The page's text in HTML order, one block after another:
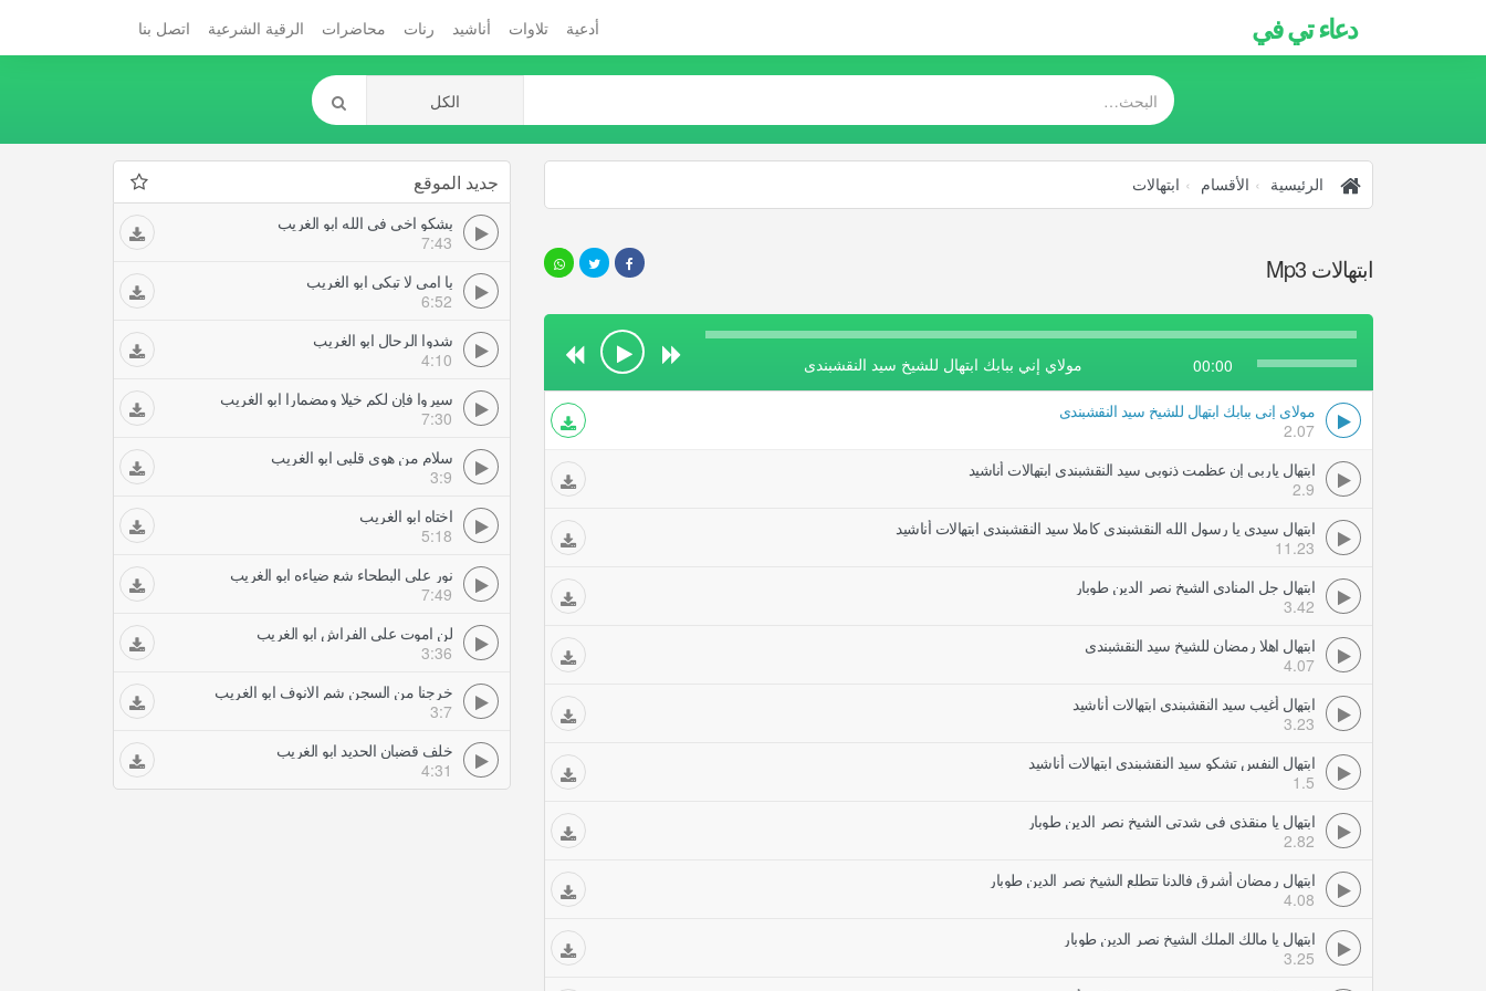
دعاء تي في أدعية تلاوات أناشيد رنات محاضرات الرقية الشرعية اتصل بنا
الرئيسية الأقسام ابتهالات
ابتهالات Mp3
00:00 مولاي إني ببابك ابتهال للشيخ سيد النقشبندى
مولاي إني ببابك ابتهال للشيخ سيد النقشبندى
2.07
ابتهال ياربي إن عظمت ذنوبي سيد النقشبندي ابتهالات أناشيد
2.9
ابتهال سيدي يا رسول الله النقشبندي كاملا سيد النقشبندي ابتهالات أناشيد
11.23
ابتهال جل المنادي الشيخ نصر الدين طوبار
3.42
ابتهال اهلا رمضان للشيخ سيد النقشبندى
4.07
ابتهال أغيب سيد النقشبندي ابتهالات أناشيد
3.23
ابتهال النفس تشكو سيد النقشبندي ابتهالات أناشيد
1.5
ابتهال يا منقذي في شدتي الشيخ نصر الدين طوبار
2.82
ابتهال رمضان أشرق فالدنا تتطلع الشيخ نصر الدين طوبار
4.08
ابتهال يا مالك الملك الشيخ نصر الدين طوبار
3.25
جديد الموقع
يشكو اخي في الله ابو الغريب
7:43
يا امي لا تبكي ابو الغريب
6:52
شدوا الرحال ابو الغريب
4:10
سيروا فإن لكم خيلا ومضمارا ابو الغريب
7:30
سلام من هوى قلبي ابو الغريب
3:9
اختاه ابو الغريب
5:18
نور على البطحاء شع ضياءه ابو الغريب
7:49
لن اموت على الفراش ابو الغريب
3:36
خرجنا من السجن شم الانوف ابو الغريب
3:7
خلف قضبان الحديد ابو الغريب
4:31